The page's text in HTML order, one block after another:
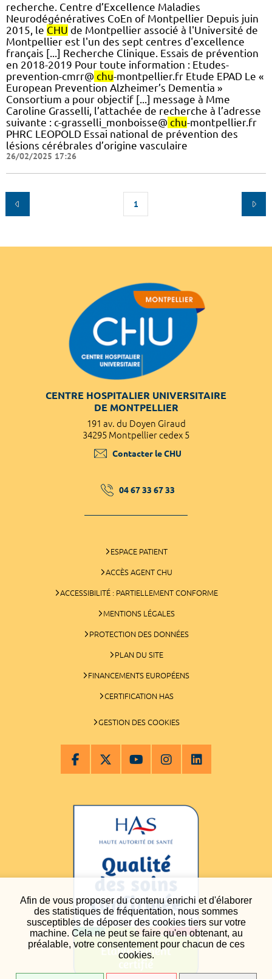
Afin de vous proposer du contenu enrichi et d'élaborer
des statistiques de fréquentation, nous sommes
susceptibles de déposer des cookies tiers sur votre
machine. Cela ne peut se faire qu'en obtenant, au
préalable, votre consentement pour chacun de ces
cookies.
recherche. Centre d’Excellence Maladies
Neurodégénératives CoEn of Montpellier Depuis juin
2015, le CHU de Montpellier associé à l'Université de
Montpellier est l'un des sept centres d'excellence
français [...] Recherche Clinique. Essais de prévention
en 2018-2019 Pour toute information : Etudes-
prevention-cmrr@ chu-montpellier.fr Etude EPAD Le «
European Prevention Alzheimer’s Dementia »
Consortium a pour objectif [...] message à Mme
Caroline Grasselli, l’attachée de recherche à l’adresse
suivante : c-grasselli_monboisse@ chu-montpellier.fr
PHRC LEOPOLD Essai national de prévention des
lésions cérébrales d’origine vasculaire
26/02/2025 17:26
1
CENTRE HOSPITALIER UNIVERSITAIRE
DE MONTPELLIER
191 av. du Doyen Giraud
34295 Montpellier cedex 5
Contacter le CHU
04 67 33 67 33
ESPACE PATIENT
ACCÈS AGENT CHU
ACCESSIBILITÉ : PARTIELLEMENT CONFORME
MENTIONS LÉGALES
PROTECTION DES DONNÉES
PLAN DU SITE
FINANCEMENTS EUROPÉENS
CERTIFICATION HAS
GESTION DES COOKIES